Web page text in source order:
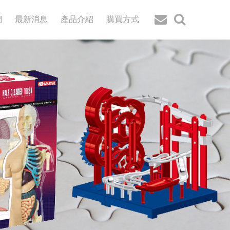
最新消息 產品介紹 購買方式